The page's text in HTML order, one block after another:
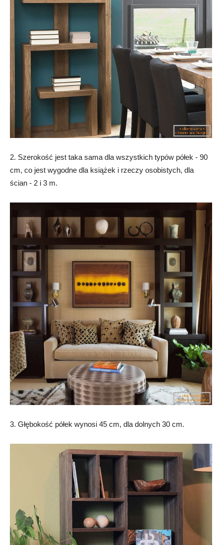
2. Szerokość jest taka sama dla wszystkich typów półek - 90
cm, co jest wygodne dla książek i rzeczy osobistych, dla
ścian - 2 i 3 m.
3. Głębokość półek wynosi 45 cm, dla dolnych 30 cm.